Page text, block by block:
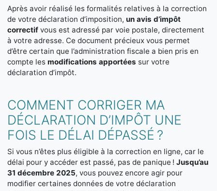
Après avoir réalisé les formalités relatives à la correction
de votre déclaration d’imposition, un avis d’impôt
correctif vous est adressé par voie postale, directement
à votre adresse. Ce document précieux vous permet
d’être certain que l’administration fiscale a bien pris en
compte les modifications apportées sur votre
déclaration d’impôt.
COMMENT CORRIGER MA
DÉCLARATION D’IMPÔT UNE
FOIS LE DÉLAI DÉPASSÉ ?
Si vous n’êtes plus éligible à la correction en ligne, car le
délai pour y accéder est passé, pas de panique ! Jusqu’au
31 décembre 2025, vous pouvez encore agir pour
modifier certaines données de votre déclaration